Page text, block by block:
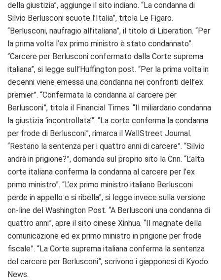
della giustizia”, aggiunge il sito indiano. “La condanna di
Silvio Berlusconi scuote l’Italia”, titola Le Figaro.
“Berlusconi, naufragio all’italiana”, il titolo di Liberation. “Per
la prima volta l’ex primo ministro è stato condannato”.
“Carcere per Berlusconi confermato dalla Corte suprema
italiana”, si legge sull’Huffington post. “Per la prima volta in
decenni viene emessa una condanna nei confronti dell’ex
premier”. “Confermata la condanna al carcere per
Berlusconi”, titola il Financial Times. “Il miliardario condanna
la giustizia ‘incontrollata’”. “La corte conferma la condanna
per frode di Berlusconi”, rimarca il WallStreet Journal.
“Restano la sentenza per i quattro anni di carcere”. “Silvio
andrà in prigione?”, domanda sul proprio sito la Cnn. “L’alta
corte italiana conferma la condanna al carcere per l’ex
primo ministro”. “L’ex primo ministro italiano Berlusconi
perde in appello e si ribella”, si legge invece sulla versione
on-line del Washington Post. “A Berlusconi una condanna di
quattro anni”, apre il sito cinese Xinhua. “Il magnate della
comunicazione ed ex primo ministro in prigione per frode
fiscale”. “La Corte suprema italiana conferma la sentenza
del carcere per Berlusconi”, scrivono i giapponesi di Kyodo
News.